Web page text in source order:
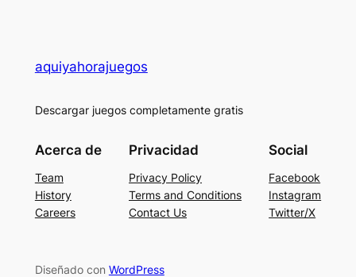
aquiyahorajuegos
Descargar juegos completamente gratis
Acerca de
Team
History
Careers
Privacidad
Privacy Policy
Terms and Conditions
Contact Us
Social
Facebook
Instagram
Twitter/X
Diseñado con WordPress